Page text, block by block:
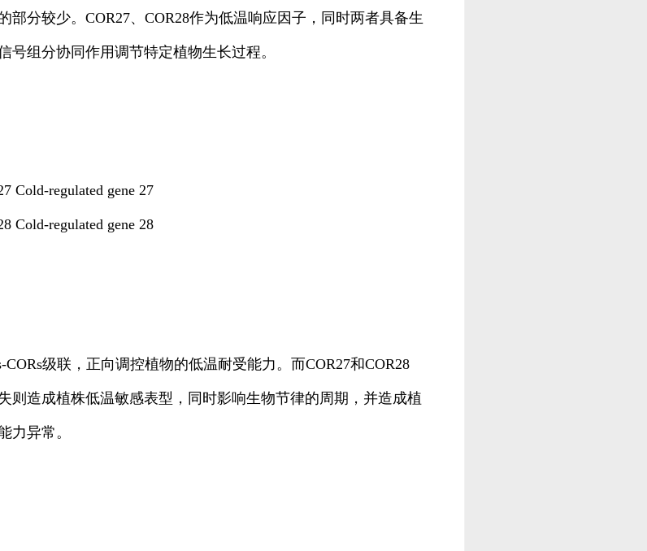
部分较少。COR27、COR28作为低温响应因子，同时两者具备生
号组分协同作用调节特定植物生长过程。
Cold-regulated gene 27
Cold-regulated gene 28
级联，正向调控植物的低温耐受能力。而COR27和COR28
则造成植株低温敏感表型，同时影响生物节律的周期，并造成植
力异常。